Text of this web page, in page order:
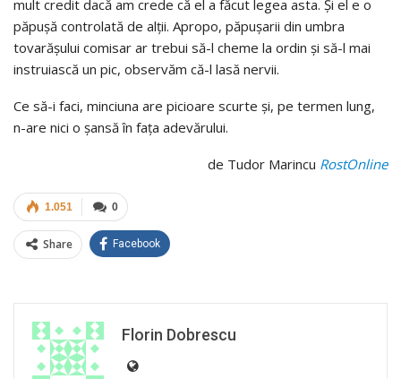
mult credit dacă am crede că el a făcut legea asta. Și el e o
păpușă controlată de alții. Apropo, păpușarii din umbra
tovarășului comisar ar trebui să-l cheme la ordin și să-l mai
instruiască un pic, observăm că-l lasă nervii.
Ce să-i faci, minciuna are picioare scurte și, pe termen lung,
n-are nici o șansă în fața adevărului.
de Tudor Marincu RostOnline
0
1.051
Share Facebook
Florin Dobrescu